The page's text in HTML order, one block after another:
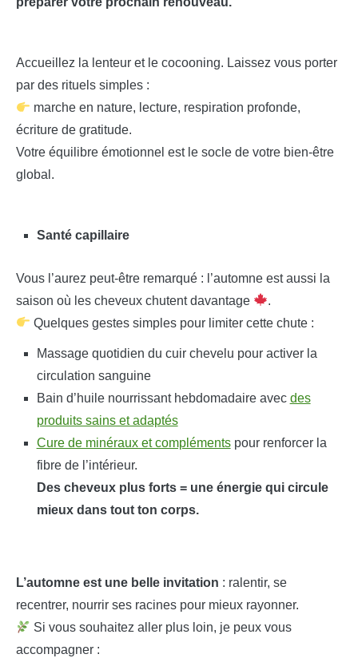
Accueillez la lenteur et le cocooning. Laissez vous porter
par des rituels simples :
marche en nature, lecture, respiration profonde,
écriture de gratitude.
Votre équilibre émotionnel est le socle de votre bien-être
global.
Santé capillaire
Vous l’aurez peut-être remarqué : l’automne est aussi la
saison où les cheveux chutent davantage
.
Quelques gestes simples pour limiter cette chute :
Massage quotidien du cuir chevelu pour activer la
circulation sanguine
Bain d’huile nourrissant hebdomadaire avec des
produits sains et adaptés
Cure de minéraux et complémentspour renforcer la
fibre de l’intérieur.
Des cheveux plus forts = une énergie qui circule
mieux dans tout ton corps.
L’automne est une belle invitation : ralentir, se
recentrer, nourrir ses racines pour mieux rayonner.
Si vous souhaitez aller plus loin, je peux vous
accompagner :